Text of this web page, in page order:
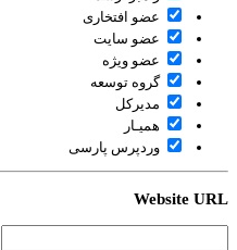
عضو افتخاری
عضو سایت
عضو ویژه
گروه توسعه
مدیرکل
همیـار
وردپرس پارسی
Website